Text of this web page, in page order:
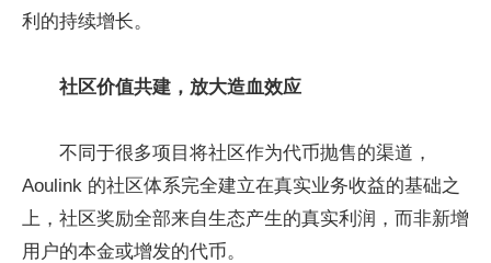
利的持续增长。
社区价值共建，放大造血效应
不同于很多项目将社区作为代币抛售的渠道，
Aoulink 的社区体系完全建立在真实业务收益的基础之
上，社区奖励全部来自生态产生的真实利润，而非新增
用户的本金或增发的代币。